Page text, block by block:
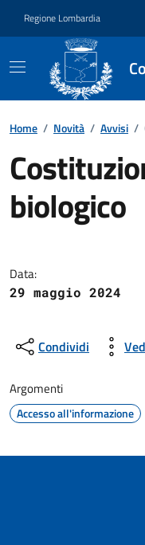
Regione Lombardia
Home / Novità / Avvisi /
biologico
Data:
29 maggio 2024
Condividi
Argomenti
Accesso all'informazione